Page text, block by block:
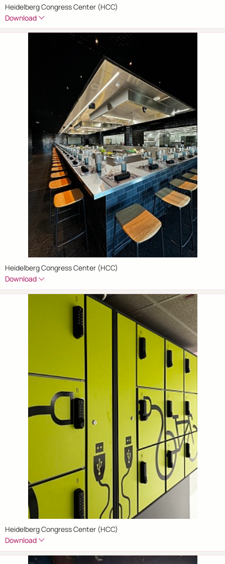
Heidelberg Congress Center (HCC)
Download
Heidelberg Congress Center (HCC)
Download
Heidelberg Congress Center (HCC)
Download